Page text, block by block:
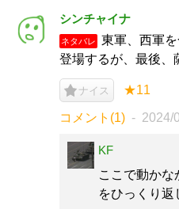
シンチャイナ
ネタバレ
東軍、西軍
登場するが、最後、
ナイス ★11
コメント(1) 2024/
KF
ここで動か
をひっくり返